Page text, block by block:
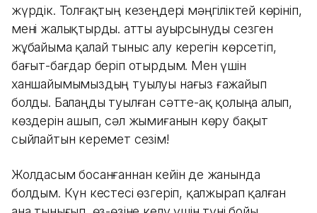
жүрдік. Толғақтың кезеңдері мәңгіліктей көрініп,
мені жалықтырды. Қатты ауырсынуды сезген
жұбайыма қалай тыныс алу керегін көрсетіп,
бағыт-бағдар беріп отырдым. Мен үшін
ханшайымымыздың туылуы нағыз ғажайып
болды. Балаңды туылған сәтте-ақ қолыңа алып,
көздерін ашып, сәл жымиғанын көру бақыт
сыйлайтын керемет сезім!
Жолдасым босанғаннан кейін де жанында
болдым. Күн кестесі өзгеріп, қалжырап қалған